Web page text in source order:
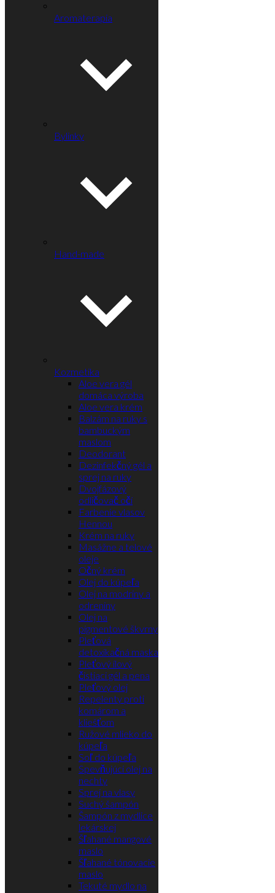
Aromaterapia
Bylinky
Hand-made
Kozmetika
Aloe vera gél
domáca výroba
Aloe vera krém
Balzám na ruky s
bambuckým
maslom
Deodorant
Dezinfekčný gél a
sprej na ruky
Dvojfázový
odličovač očí
Farbenie vlasov
Hennou
Krém na ruky
Masážne a telové
oleje
Očný krém
Olej do kúpeľa
Olej na modriny a
odreniny
Olej na
pigmentové škvrny
Pleťová
detoxikačná maska
Pleťový ílový
čistiaci gél a pena
Pleťový olej
Repelenty proti
komárom a
kliešťom
Ružové mlieko do
kúpeľa
Soľ do kúpeľa
Spevňujúci olej na
nechty
Sprej na vlasy
Suchý šampón
Šampón z mydlice
lekárskej
Šľahané mangové
maslo
Šľahané tónovacie
maslo
Tekuté mydlo na